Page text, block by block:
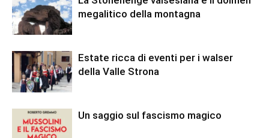
megalitico della montagna
Estate ricca di eventi per i walser
della Valle Strona
Un saggio sul fascismo magico